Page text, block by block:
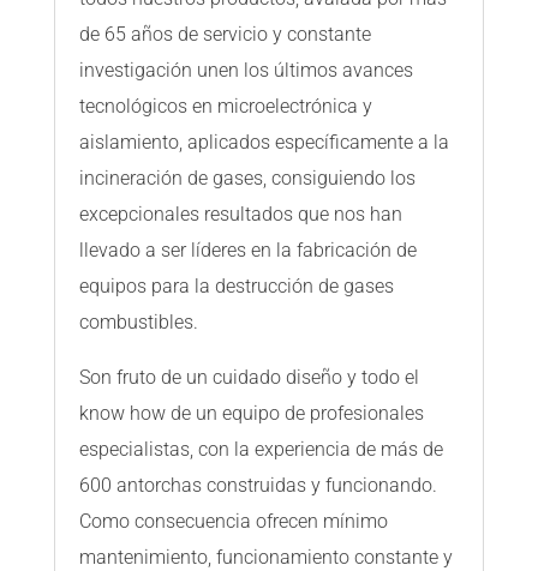
de 65 años de servicio y constante
investigación unen los últimos avances
tecnológicos en microelectrónica y
aislamiento, aplicados específicamente a la
incineración de gases, consiguiendo los
excepcionales resultados que nos han
llevado a ser líderes en la fabricación de
equipos para la destrucción de gases
combustibles.
Son fruto de un cuidado diseño y todo el
know how de un equipo de profesionales
especialistas, con la experiencia de más de
600 antorchas construidas y funcionando.
Como consecuencia ofrecen mínimo
mantenimiento, funcionamiento constante y